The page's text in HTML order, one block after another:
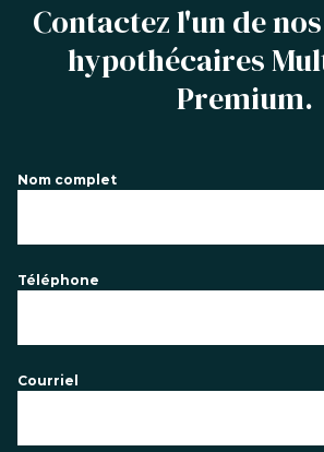
Contactez l'un de
hypothécaires
Premium.
Nom complet
Téléphone
Courriel